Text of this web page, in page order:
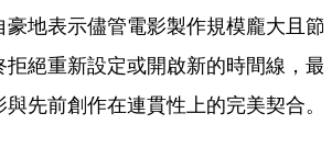
豪地表示儘管電影製作規模龐大且節
拒絕重新設定或開啟新的時間線，最
先前創作在連貫性上的完美契合。